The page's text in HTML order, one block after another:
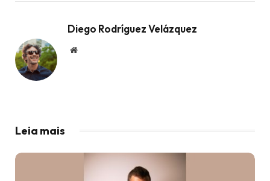
Diego Rodríguez Velázquez
Website
Leia mais